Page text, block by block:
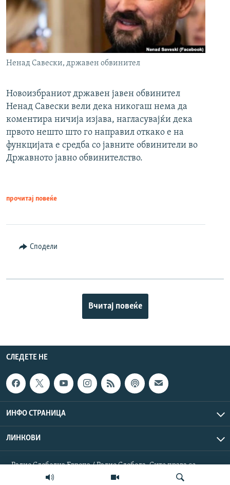
Ненад Савески, државен обвинител
Новоизбраниот државен јавен обвинител
Ненад Савески вели дека никогаш нема да
коментира ничија изјава, нагласувајќи дека
првото нешто што го направил откако е на
функцијата е средба со јавните обвинители во
Државното јавно обвинителство.
прочитај повеќе
Сподели
Вчитај повеќе
СЛЕДЕТЕ НЕ
ИНФО СТРАНИЦА
ЛИНКОВИ
Радио Слободна Европа / Радио Слобода. Сите права се
резервирани